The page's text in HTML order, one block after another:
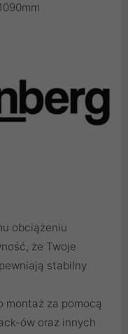
obciążeniu
że Twoje
stabilny
montaż za pomocą
ów oraz innych